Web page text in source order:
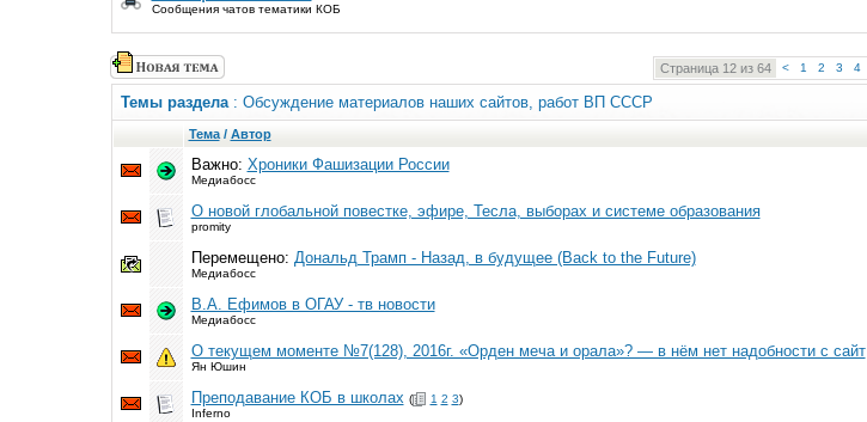
Сообщения чатов тематики КОБ
Страница 12 из 64 < 1 2 3 4
Темы раздела: Обсуждение материалов наших сайтов, работ ВП СССР
Тема/ Автор
Важно: Хроники Фашизации России
Медиабосс
О новой глобальной повестке, эфире, Тесла, выборах и системе образования
promity
Перемещено: Дональд Трамп - Назад, в будущее (Back to the Future)
Медиабосс
В.А. Ефимов в ОГАУ - тв новости
Медиабосс
О текущем моменте №7(128), 2016г. «Орден меча и орала»? — в нём нет надобности с сайт
Ян Юшин
Преподавание КОБ в школах ( 1 2 3)
Inferno